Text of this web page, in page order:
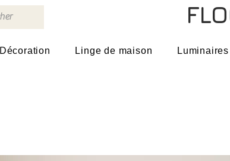
Décoration Linge de maison Luminaires